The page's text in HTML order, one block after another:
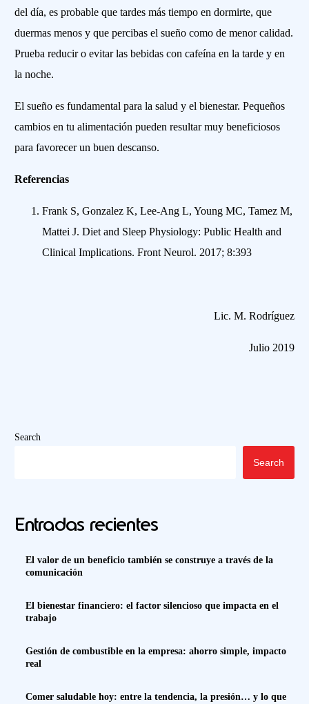
del día, es probable que tardes más tiempo en dormirte, que
duermas menos y que percibas el sueño como de menor calidad.
Prueba reducir o evitar las bebidas con cafeína en la tarde y en
la noche.
El sueño es fundamental para la salud y el bienestar. Pequeños
cambios en tu alimentación pueden resultar muy beneficiosos
para favorecer un buen descanso.
Referencias
Frank S, Gonzalez K, Lee-Ang L, Young MC, Tamez M,
Mattei J. Diet and Sleep Physiology: Public Health and
Clinical Implications. Front Neurol. 2017; 8:393
Lic. M. Rodríguez
Julio 2019
Search
Search
Entradas recientes
El valor de un beneficio también se construye a través de la
comunicación
El bienestar financiero: el factor silencioso que impacta en el
trabajo
Gestión de combustible en la empresa: ahorro simple, impacto
real
Comer saludable hoy: entre la tendencia, la presión… y lo que